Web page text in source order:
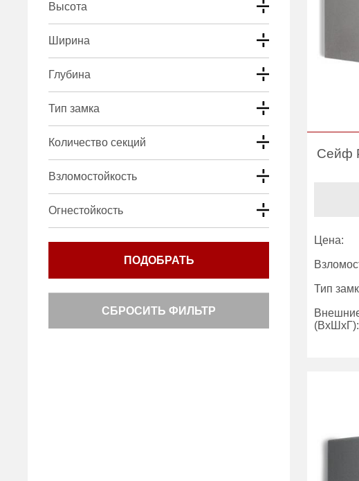
Высота
Ширина
Глубина
Тип замка
Количество секций
Взломостойкость
Огнестойкость
ПОДОБРАТЬ
СБРОСИТЬ ФИЛЬТР
Сейф
Цена:
Тип
(ВхШхГ):